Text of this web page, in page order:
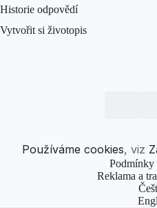
Historie odpovědí
Vytvořit si životopis
Používáme cookies, viz
Podmínky
Reklama a